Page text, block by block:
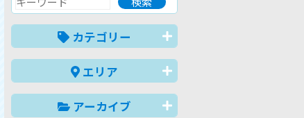
カテゴリー
エリア
アーカイブ